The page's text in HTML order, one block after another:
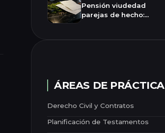
Pensión viudedad
parejas de hecho:
ÁREAS DE PRÁCTICA
Derecho Civil y Contratos
Planificación de Testamentos